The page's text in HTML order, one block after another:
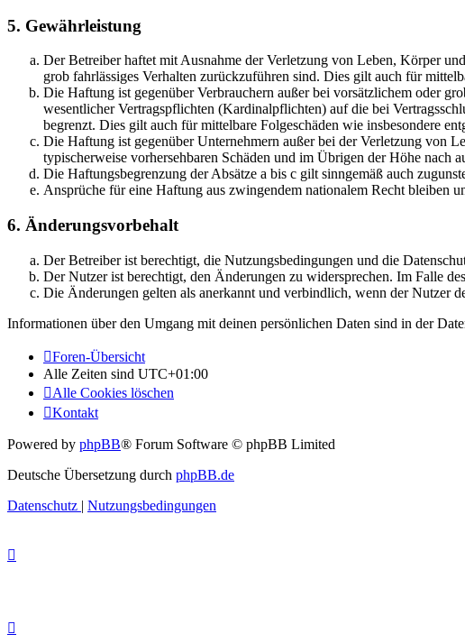
5. Gewährleistung
Der Betreiber haftet mit Ausnahme der Verletzung von Leben, Körper
grob fahrlässiges Verhalten zurückzuführen sind. Dies gilt auch für
Die Haftung ist gegenüber Verbrauchern außer bei vorsätzlichem oder
wesentlicher Vertragspflichten (Kardinalpflichten) auf die bei
begrenzt. Dies gilt auch für mittelbare Folgeschäden wie insbesondere
Die Haftung ist gegenüber Unternehmern außer bei der Verletzung von
typischerweise vorhersehbaren Schäden und im Übrigen der Höhe nach
Die Haftungsbegrenzung der Absätze a bis c gilt sinngemäß auch
Ansprüche für eine Haftung aus zwingendem nationalem Recht bleiben
6. Änderungsvorbehalt
Der Betreiber ist berechtigt, die Nutzungsbedingungen und die
Der Nutzer ist berechtigt, den Änderungen zu widersprechen. Im Falle
Die Änderungen gelten als anerkannt und verbindlich, wenn der Nutzer
Informationen über den Umgang mit deinen persönlichen Daten sind in der
Foren-Übersicht
Alle Zeiten sind UTC+01:00
Alle Cookies löschen
Kontakt
Powered by phpBB® Forum Software © phpBB Limited
Deutsche Übersetzung durch phpBB.de
Datenschutz | Nutzungsbedingungen